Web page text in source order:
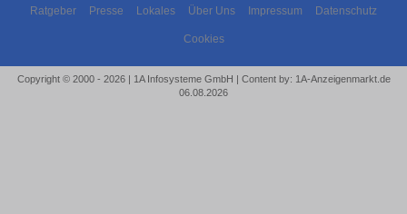
Ratgeber Presse Lokales Über Uns Impressum Datenschutz
Cookies
Copyright © 2000 - 2026 | 1A Infosysteme GmbH | Content by: 1A-Anzeigenmarkt.de
06.08.2026